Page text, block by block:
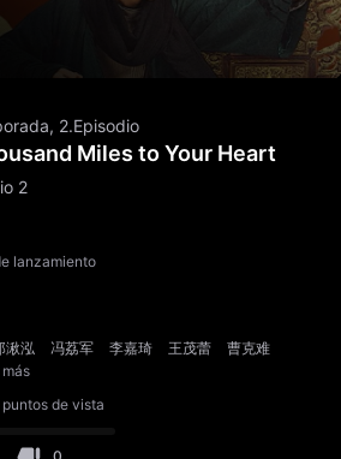
2.Episodio
Miles to Your Heart
2
lanzamiento
湫泓 冯荔军 李嘉琦 王茂蕾
曹克难
puntos de vista